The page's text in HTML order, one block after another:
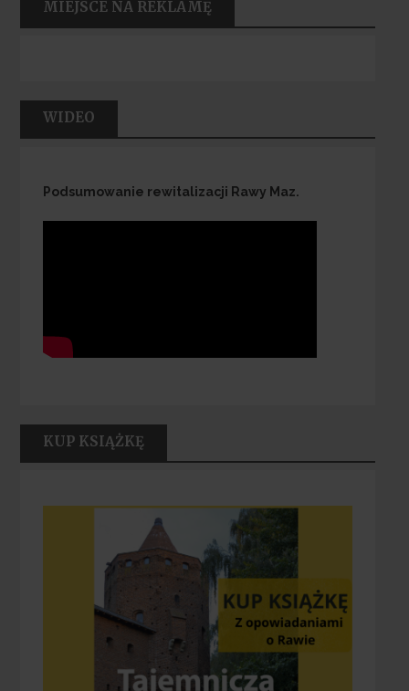
MIEJSCE NA REKLAMĘ
WIDEO
Podsumowanie rewitalizacji Rawy Maz.
KUP KSIĄŻKĘ